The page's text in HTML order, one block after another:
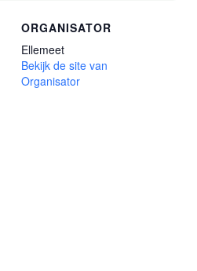
ORGANISATOR
Ellemeet
Bekijk de site van
Organisator